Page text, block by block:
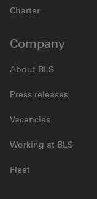
Charter
Company
About BLS
Press releases
Vacancies
Working at BLS
Fleet